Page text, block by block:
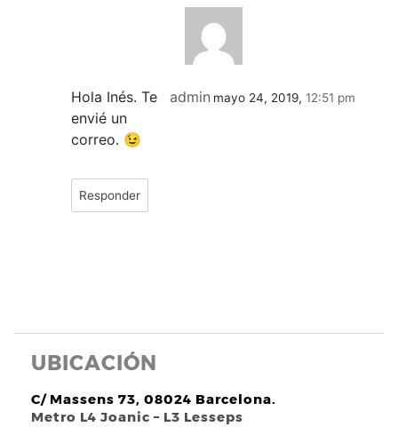
admin mayo 24, 2019, 12:51 pm
Hola Inés. Te
envié un
correo. 😉
Responder
UBICACIÓN
C/ Massens 73, 08024 Barcelona.
Metro L4 Joanic – L3 Lesseps